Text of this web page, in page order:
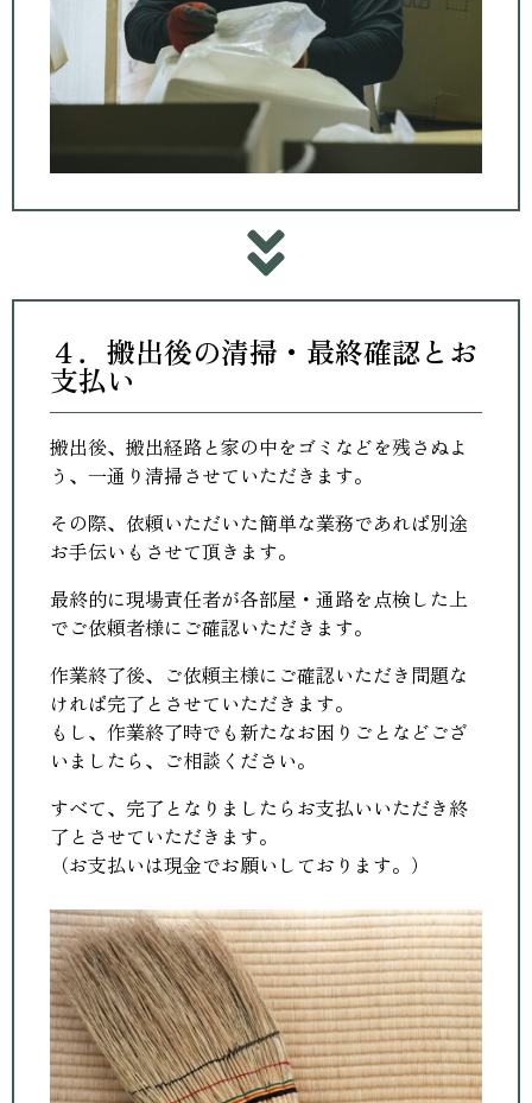
４．搬出後の清掃・最終確認とお
支払い
搬出後、搬出経路と家の中をゴミなどを残さぬよ
う、一通り清掃させていただきます。
その際、依頼いただいた簡単な業務であれば別途
お手伝いもさせて頂きます。
最終的に現場責任者が各部屋・通路を点検した上
でご依頼者様にご確認いただきます。
作業終了後、ご依頼主様にご確認いただき問題な
ければ完了とさせていただきます。
もし、作業終了時でも新たなお困りごとなどござ
いましたら、ご相談ください。
すべて、完了となりましたらお支払いいただき終
了とさせていただきます。
（お支払いは現金でお願いしております。）